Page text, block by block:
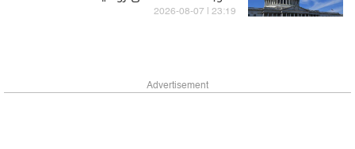
23:19 | 2026-08-07
Advertisement